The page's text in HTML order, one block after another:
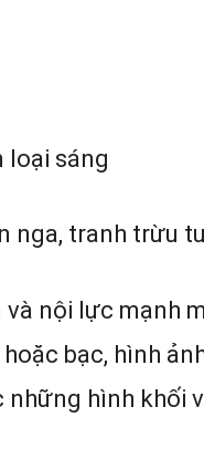
loại sáng
nga, tranh trừu
nội lực mạnh
bạc, hình
hình khối